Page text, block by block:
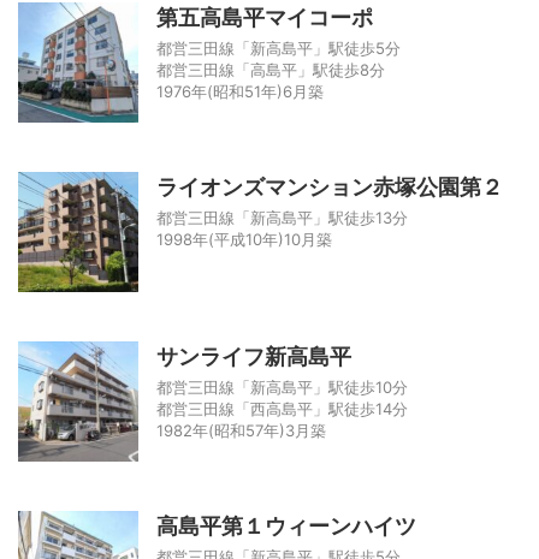
第五高島平マイコーポ
都営三田線「新高島平」駅徒歩5分
都営三田線「高島平」駅徒歩8分
1976年(昭和51年)6月築
ライオンズマンション赤塚公園第２
都営三田線「新高島平」駅徒歩13分
1998年(平成10年)10月築
サンライフ新高島平
都営三田線「新高島平」駅徒歩10分
都営三田線「西高島平」駅徒歩14分
1982年(昭和57年)3月築
高島平第１ウィーンハイツ